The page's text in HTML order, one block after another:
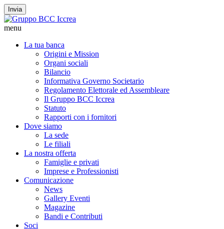
Invia
menu
La tua banca
Origini e Mission
Organi sociali
Bilancio
Informativa Governo Societario
Regolamento Elettorale ed Assembleare
Il Gruppo BCC Iccrea
Statuto
Rapporti con i fornitori
Dove siamo
La sede
Le filiali
La nostra offerta
Famiglie e privati
Imprese e Professionisti
Comunicazione
News
Gallery Eventi
Magazine
Bandi e Contributi
Soci